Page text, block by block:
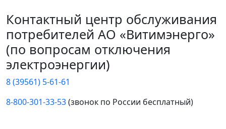
Контактный центр обслуживания
потребителей АО «Витимэнерго»
(по вопросам отключения
электроэнергии)
8 (39561) 5-61-61
8-800-301-33-53(звонок по России бесплатный)